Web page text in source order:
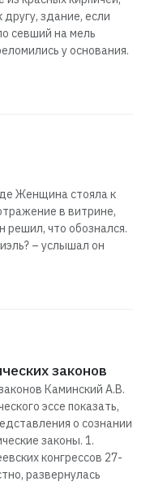
здание, если
севший на мель
у основания.
Женщина стояла к
в витрине,
решил, что обознался.
– услышал он
законов
Каминский А.В.
эссе показать,
о сознании
законы. 1.
конгрессов 27-
развернулась